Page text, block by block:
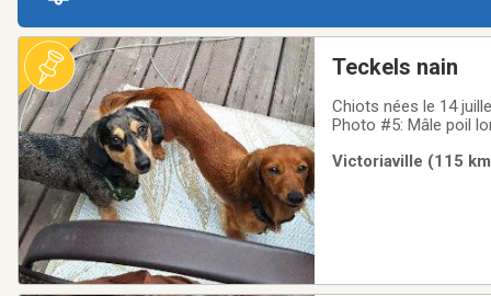
Teckels nain
Chiots nées le 14 juillet
Photo #5: Mâle poil
famille. Ils seront
Victoriaville (115